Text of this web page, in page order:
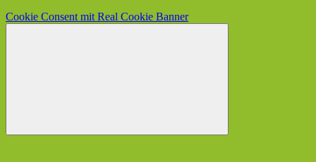
Cookie Consent mit Real Cookie Banner